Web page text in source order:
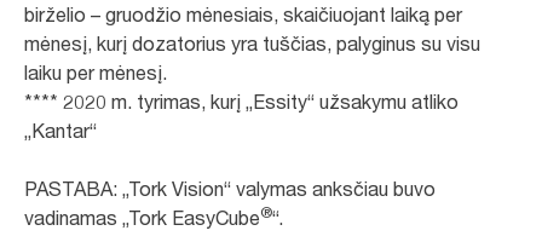
birželio – gruodžio mėnesiais, skaičiuojant laiką per
mėnesį, kurį dozatorius yra tuščias, palyginus su visu
laiku per mėnesį.
**** 2020 m. tyrimas, kurį „Essity“ užsakymu atliko
„Kantar“
PASTABA: „Tork Vision“ valymas anksčiau buvo
vadinamas „Tork EasyCube®“.